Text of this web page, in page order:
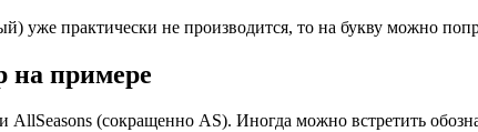
уже практически не производится, то на букву можно
на примере
(сокращенно AS). Иногда можно встретить